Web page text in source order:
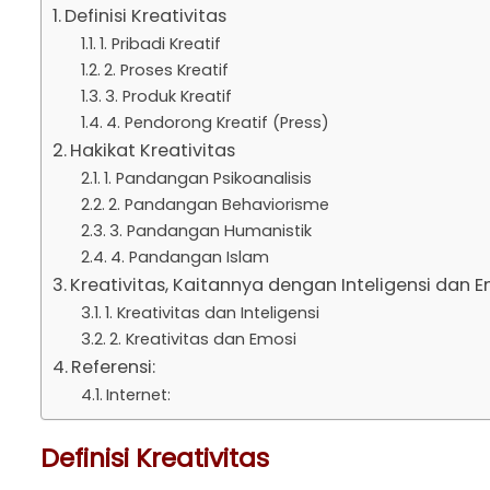
Definisi Kreativitas
1. Pribadi Kreatif
2. Proses Kreatif
3. Produk Kreatif
4. Pendorong Kreatif (Press)
Hakikat Kreativitas
1. Pandangan Psikoanalisis
2. Pandangan Behaviorisme
3. Pandangan Humanistik
4. Pandangan Islam
Kreativitas, Kaitannya dengan Inteligensi dan
1. Kreativitas dan Inteligensi
2. Kreativitas dan Emosi
Referensi:
Internet:
Definisi Kreativitas